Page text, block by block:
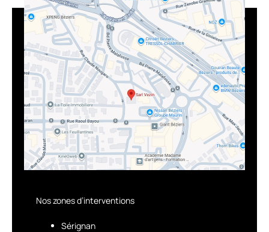
Nos zones d’interventions
Sérignan